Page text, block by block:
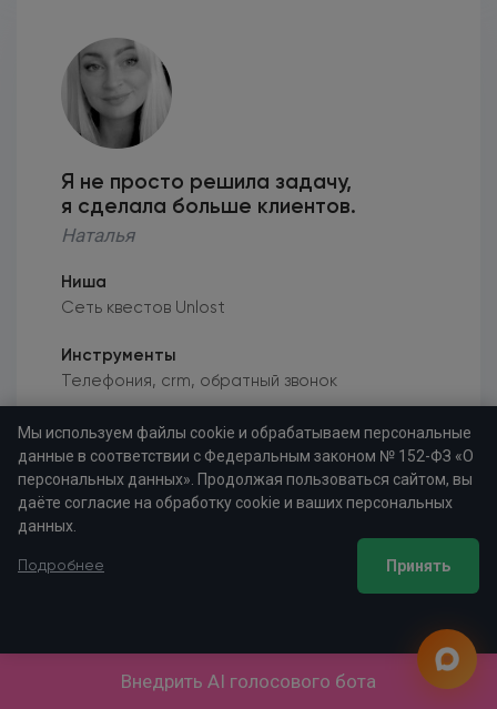
Внедрить AI голосового бота
Мы используем файлы cookie и обрабатываем персональные
данные в соответствии с Федеральным законом № 152-ФЗ «О
персональных данных». Продолжая пользоваться сайтом, вы
даёте согласие на обработку cookie и ваших персональных
данных.
Подробнее Принять
Я не просто решила задачу,
я сделала больше клиентов.
Наталья
Ниша
Сеть квестов Unlost
Инструменты
Телефония, crm, обратный звонок
Результаты
Больше стало приходить клиентов и играть в
квесты
Опубликовано
22.07.2018
телефонии и, то в одном не хватает что-
то, то в другом неадекватно стоит, то в